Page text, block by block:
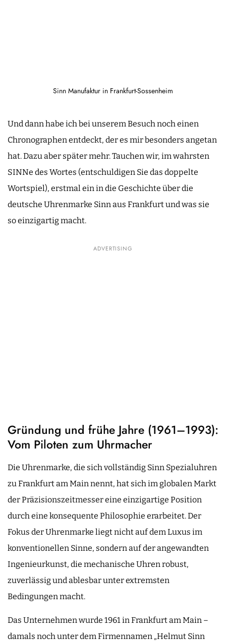
Sinn Manufaktur in Frankfurt-Sossenheim
Und dann habe ich bei unserem Besuch noch einen
Chronographen entdeckt, der es mir besonders angetan
hat. Dazu aber später mehr. Tauchen wir, im wahrsten
SINNe des Wortes (entschuldigen Sie das doppelte
Wortspiel), erstmal ein in die Geschichte über die
deutsche Uhrenmarke Sinn aus Frankfurt und was sie
so einzigartig macht.
ADVERTISING
Gründung und frühe Jahre (1961–1993):
Vom Piloten zum Uhrmacher
Die Uhrenmarke, die sich vollständig Sinn Spezialuhren
zu Frankfurt am Main nennt, hat sich im globalen Markt
der Präzisionszeitmesser eine einzigartige Position
durch eine konsequente Philosophie erarbeitet. Der
Fokus der Uhrenmarke liegt nicht auf dem Luxus im
konventionellen Sinne, sondern auf der angewandten
Ingenieurkunst, die mechanische Uhren robust,
zuverlässig und ablesbar unter extremsten
Bedingungen macht.
Das Unternehmen wurde 1961 in Frankfurt am Main –
damals noch unter dem Firmennamen „Helmut Sinn